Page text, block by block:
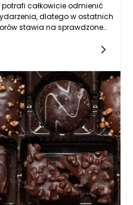
całkowicie odmienić
dlatego w ostatnich
stawia na sprawdzone
Jedzenie jest jednym
w pamięci po
dlatego odpowiednio
pozytywne emocje, zachęcić
wyjątkowy
gdzie liczy się dobre
budowania relacji,
większą, niż mogłoby
potrafi dopasować się do
gali po kameralne
staje się spójne,
Odpowiednia oprawa
także atmosfera, którą ono
na ogólne